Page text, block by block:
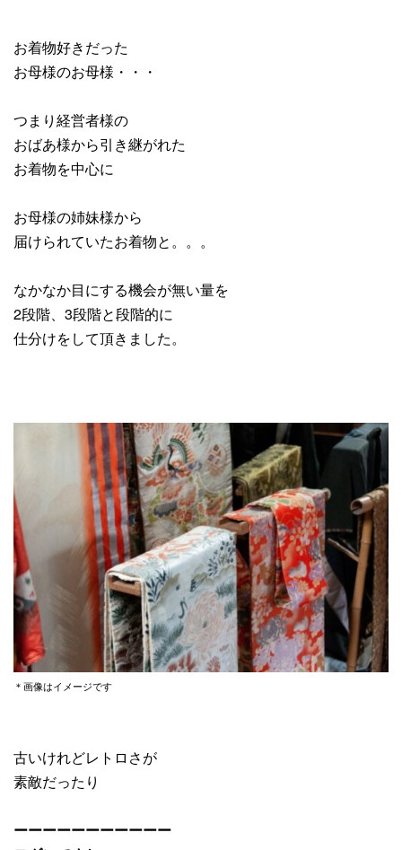
お着物好きだった
お母様のお母様・・・
つまり経営者様の
おばあ様から引き継がれた
お着物を中心に
お母様の姉妹様から
届けられていたお着物と。。。
なかなか目にする機会が無い量を
2段階、3段階と段階的に
仕分けをして頂きました。
＊画像はイメージです
古いけれどレトロさが
素敵だったり
ーーーーーーーーーーー